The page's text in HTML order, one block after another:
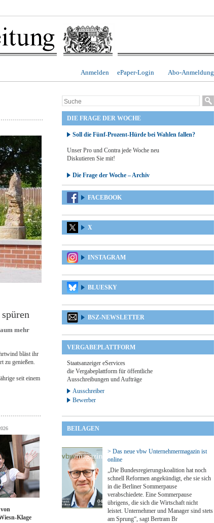
Abo-Anmeldung
ePaper-Login
Anmelden
mehr
bläst ihr
zu genießen.
seit einem
Klage
DIE FRAGE DER WOCHE
Soll die Fünf-Prozent-Hürde bei Wahlen fallen?
Unser Pro und Contra jede Woche neu
Diskutieren Sie mit!
Die Frage der Woche – Archiv
FACEBOOK
X
INSTAGRAM
BLUESKY
BSZ-NEWSLETTER
VERGABEPLATTFORM
Staatsanzeiger eServices
die Vergabeplattform für öffentliche
Ausschreibungen und Aufträge
Ausschreiber
Bewerber
BEILAGEN
> Das neue vbw Unternehmermagazin ist
online
„Die Bundesregierungskoalition hat noch
schnell Reformen angekündigt, ehe sie sich
in die Berliner Sommerpause
verabschiedete. Eine Sommerpause
übrigens, die sich die Wirtschaft nicht
leistet. Unternehmer und Manager sind stets
am Sprung“, sagt Bertram Br